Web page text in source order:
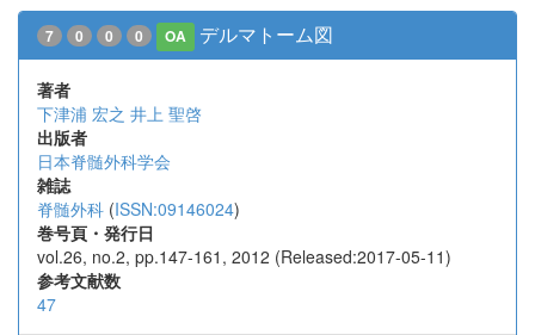
7 0 0 0 OA デルマトーム図
著者
下津浦 宏之 井上 聖啓
出版者
日本脊髄外科学会
雑誌
脊髄外科 (ISSN:09146024)
巻号頁・発行日
vol.26, no.2, pp.147-161, 2012 (Released:2017-05-11)
参考文献数
47